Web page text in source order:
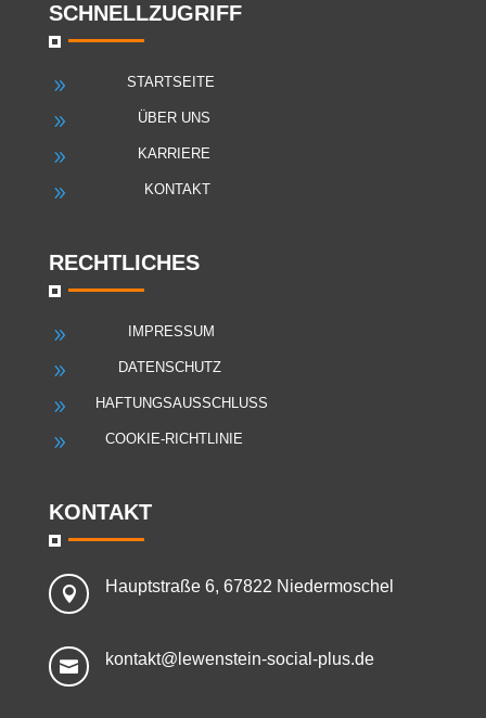
SCHNELLZUGRIFF
9 STARTSEITE
9 ÜBER UNS
9 KARRIERE
9 KONTAKT
RECHTLICHES
9 IMPRESSUM
9 DATENSCHUTZ
9 HAFTUNGSAUSSCHLUSS
9 COOKIE-RICHTLINIE
KONTAKT
 Hauptstraße 6, 67822 Niedermoschel
 kontakt@lewenstein-social-plus.de